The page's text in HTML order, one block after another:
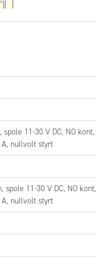
11-30 V DC, NO kont,
A, nullvolt styrt
spole 11-30 V DC, NO kont,
A, nullvolt styrt